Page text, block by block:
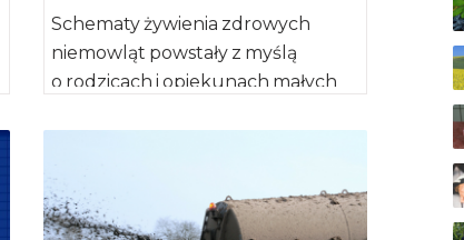
Schematy żywienia zdrowych
niemowląt powstały z myślą
o rodzicach i opiekunach małych
diety swoich […]